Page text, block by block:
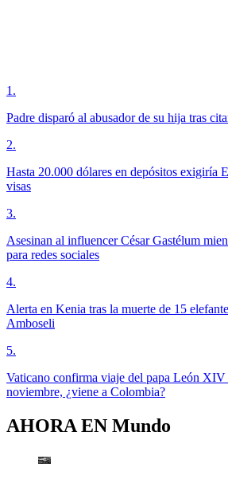
1 .
Padre disparó al abusador de su hija tras
2.
Hasta 20.000 dólares en depósitos exigiría
visas
3.
Asesinan al influencer César Gastélum
para redes sociales
4.
Alerta en Kenia tras la muerte de 15
Amboseli
5.
Vaticano confirma viaje del papa León XIV
noviembre, ¿viene a Colombia?
AHORA EN Mundo